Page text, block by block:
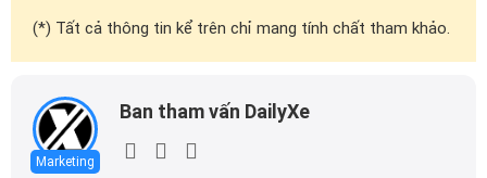
(*) Tất cả thông tin kể trên chỉ mang tính chất tham khảo.
Marketing
Ban tham vấn DailyXe